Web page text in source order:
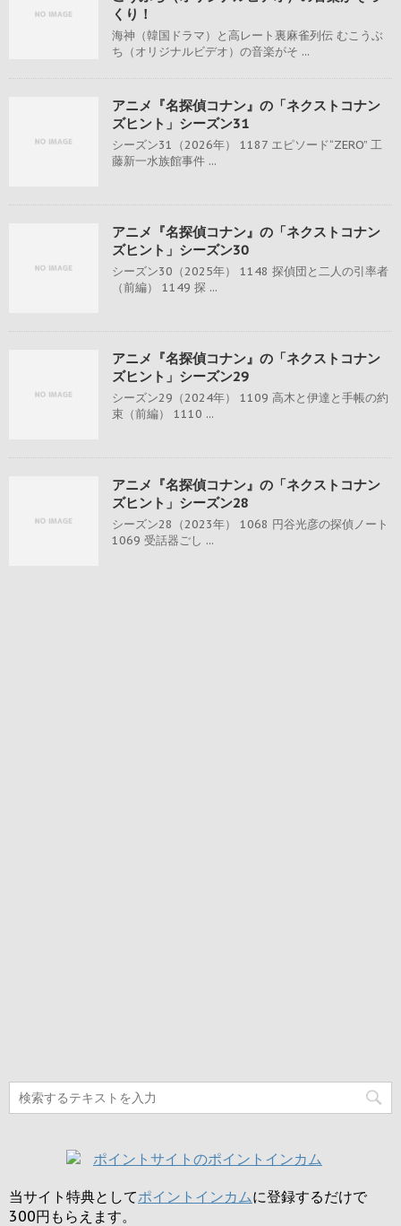
くり！
海神（韓国ドラマ）と高レート裏麻雀列伝 むこうぶ
ち（オリジナルビデオ）の音楽がそ ...
アニメ『名探偵コナン』の「ネクストコナン
ズヒント」シーズン31
シーズン31（2026年） 1187 エピソード“ZERO” 工
藤新一水族館事件 ...
アニメ『名探偵コナン』の「ネクストコナン
ズヒント」シーズン30
シーズン30（2025年） 1148 探偵団と二人の引率者
（前編） 1149 探 ...
アニメ『名探偵コナン』の「ネクストコナン
ズヒント」シーズン29
シーズン29（2024年） 1109 高木と伊達と手帳の約
束（前編） 1110 ...
アニメ『名探偵コナン』の「ネクストコナン
ズヒント」シーズン28
シーズン28（2023年） 1068 円谷光彦の探偵ノート
1069 受話器ごし ...
当サイト特典としてポイントインカムに登録するだけで
300円 もらえます。